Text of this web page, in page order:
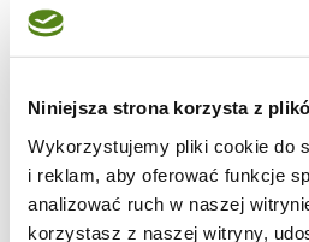
Niniejsza strona korzysta z
Wykorzystujemy pliki cookie do
i reklam, aby oferować funkcje
analizować ruch w naszej
korzystasz z naszej witryny,
Znowu pasztet i znowu
ze mnie paszteciara:)
znoszę selera, nie toleruje
zapachu … ale temu
oprzeć. Pierwszy raz
koniec ubiegłego roku i